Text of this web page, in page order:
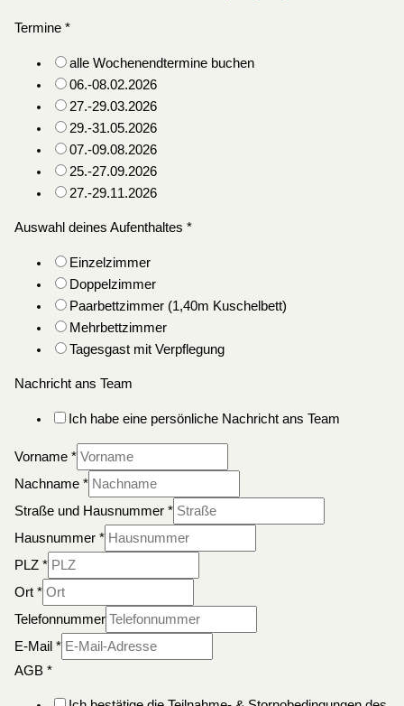
Termine *
alle Wochenendtermine buchen
06.-08.02.2026
27.-29.03.2026
29.-31.05.2026
07.-09.08.2026
25.-27.09.2026
27.-29.11.2026
Auswahl deines Aufenthaltes *
Einzelzimmer
Doppelzimmer
Paarbettzimmer (1,40m Kuschelbett)
Mehrbettzimmer
Tagesgast mit Verpflegung
Nachricht ans Team
Ich habe eine persönliche Nachricht ans Team
Vorname *
Nachname *
Straße und Hausnummer *
Hausnummer *
PLZ *
Ort *
Telefonnummer
E-Mail *
AGB *